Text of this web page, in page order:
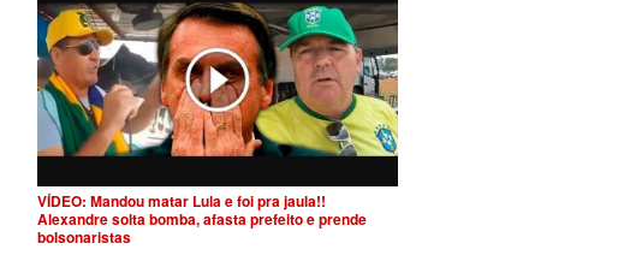
VÍDEO: Mandou matar Lula e foi pra jaula!!
Alexandre solta bomba, afasta prefeito e prende
bolsonaristas